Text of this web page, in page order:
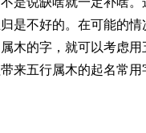
是不好的。在可能的
木的字，就可以考虑
来五行属木的起名常用